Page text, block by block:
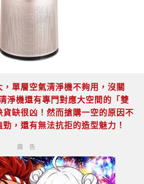
單層空氣清淨機不夠用，沒關
淨機還有專門對應大空間的「雙
貨缺很凶！然而搶購一空的原因不
，還有無法抗拒的造型魅力！